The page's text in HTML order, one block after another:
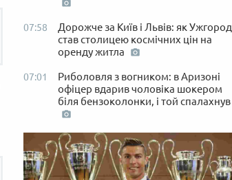
07:58
Дорожче за Київ і Львів: як Ужгород
став столицею космічних цін на
оренду житла
07:01
Риболовля з вогником: в Аризоні
офіцер вдарив чоловіка шокером
біля бензоколонки, і той спалахнув